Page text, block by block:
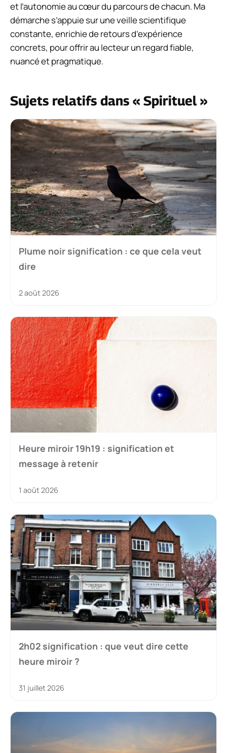
et l’autonomie au cœur du parcours de chacun. Ma
démarche s’appuie sur une veille scientifique
constante, enrichie de retours d’expérience
concrets, pour offrir au lecteur un regard fiable,
nuancé et pragmatique.
Sujets relatifs dans « Spirituel »
Plume noir signification : ce que cela veut
dire
2 août 2026
Heure miroir 19h19 : signification et
message à retenir
1 août 2026
2h02 signification : que veut dire cette
heure miroir ?
31 juillet 2026